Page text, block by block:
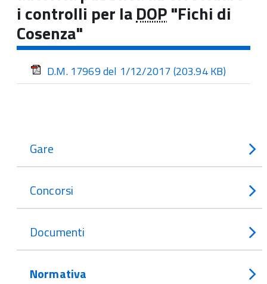
i controlli per laDOP"Fichi di
Cosenza"
D.M. 17969 del 1/12/2017(203.94 KB)
Gare
Concorsi
Documenti
Normativa